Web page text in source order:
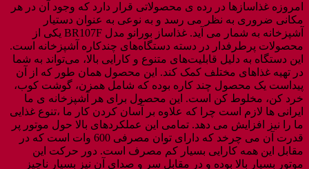
امروزه غذاسازها در رده ی محصولاتی قرار دارد که وجود آن در هر
مکانی ضروری به نظر می رسد و به نوعی به عنوان دستیار
آشپزخانه به شمار می آید. غذاساز بورانو مدل BR107F یکی از
محصولات پرطرفدار در دسته دستگاه‌های چندکاره آشپزخانه است.
این دستگاه به دلیل قابلیت‌های متنوع و کارایی بالا، می‌تواند به شما
در تهیه غذاهای مختلف کمک کند. این محصول همان طور که از آن
پیداست یک محصول چند کاره بوده که شامل همزن، گوشت کوب،
خرد کن، مخلوط کن است. این محصول برای هر آشپزخانه ی ما
ایرانی ها لازم است چرا که علاوه بر آسان کردن کار ما ،تنوع غذایی
ما را نیز افزایش می دهد. تمامی این عملکردهای بالا حول موتور پر
قدرت آن می چرخد که دارای توان مصرفی 600 وات است که در
مقابل این همه کارایی بسیار کم مصرف است. دور حرکت این
موتور بسیار بالا بوده و در مقابل سر و صدای آن نیز بسیار ناچیز